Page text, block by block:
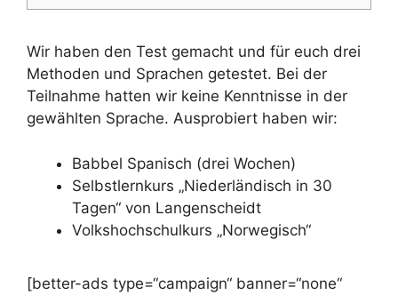
Wir haben den Test gemacht und für euch drei
Methoden und Sprachen getestet. Bei der
Teilnahme hatten wir keine Kenntnisse in der
gewählten Sprache. Ausprobiert haben wir:
Babbel Spanisch (drei Wochen)
Selbstlernkurs „Niederländisch in 30
Tagen“ von Langenscheidt
Volkshochschulkurs „Norwegisch“
[better-ads type=“campaign“ banner=“none“